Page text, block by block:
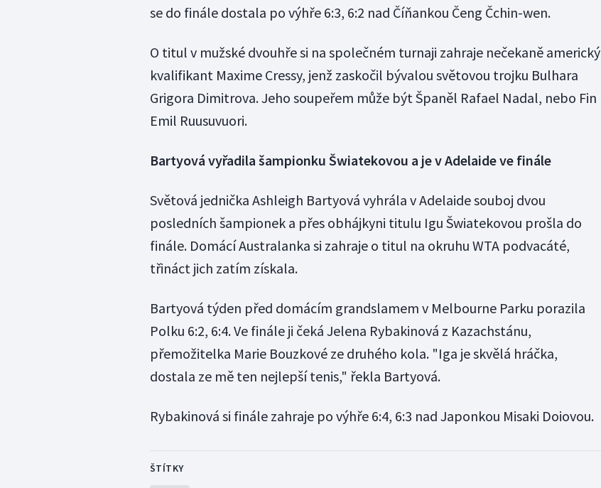
se do finále dostala po výhře 6:3, 6:2 nad Číňankou Čeng Čchin-wen.
O titul v mužské dvouhře si na společném turnaji zahraje nečekaně americký
kvalifikant Maxime Cressy, jenž zaskočil bývalou světovou trojku Bulhara
Grigora Dimitrova. Jeho soupeřem může být Španěl Rafael Nadal, nebo Fin
Emil Ruusuvuori.
Bartyová vyřadila šampionku Šwiatekovou a je v Adelaide ve finále
Světová jednička Ashleigh Bartyová vyhrála v Adelaide souboj dvou
posledních šampionek a přes obhájkyni titulu Igu Šwiatekovou prošla do
finále. Domácí Australanka si zahraje o titul na okruhu WTA podvacáté,
třináct jich zatím získala.
Bartyová týden před domácím grandslamem v Melbourne Parku porazila
Polku 6:2, 6:4. Ve finále ji čeká Jelena Rybakinová z Kazachstánu,
přemožitelka Marie Bouzkové ze druhého kola. "Iga je skvělá hráčka,
dostala ze mě ten nejlepší tenis," řekla Bartyová.
Rybakinová si finále zahraje po výhře 6:4, 6:3 nad Japonkou Misaki Doiovou.
ŠTÍTKY